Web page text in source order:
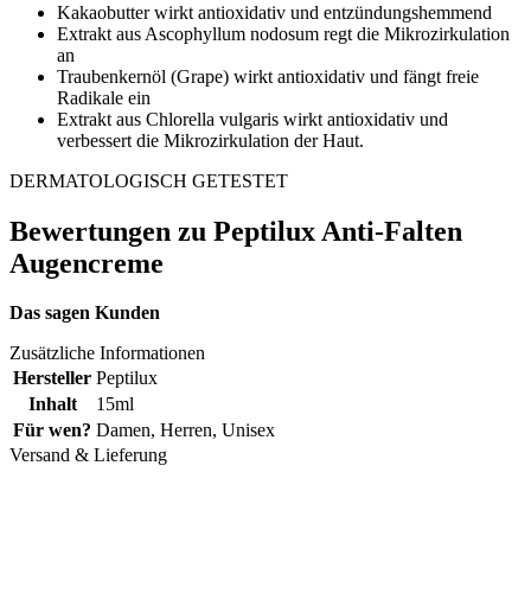
Kakaobutter wirkt antioxidativ und entzündungshemmend
Extrakt aus Ascophyllum nodosum regt die Mikrozirkulation
an
Traubenkernöl (Grape) wirkt antioxidativ und fängt freie
Radikale ein
Extrakt aus Chlorella vulgaris wirkt antioxidativ und
verbessert die Mikrozirkulation der Haut.
DERMATOLOGISCH GETESTET
Bewertungen zu Peptilux Anti-Falten
Augencreme
Das sagen Kunden
Zusätzliche Informationen
Hersteller Peptilux
Inhalt
15ml
Für wen? Damen, Herren, Unisex
Versand & Lieferung